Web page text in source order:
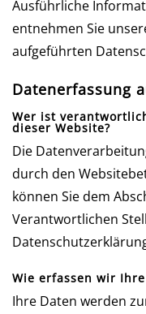
Ausführliche
entnehmen Sie
aufgeführten
Datenerfassung
Wer ist
dieser Website?
Die
durch den
können Sie dem
Verantwortlichen
Wie erfassen wir
Ihre Daten werden